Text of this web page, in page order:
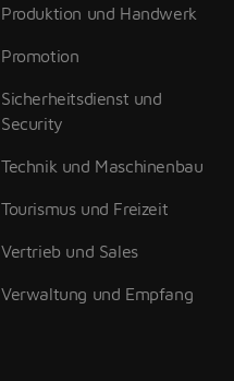
Produktion und Handwerk
Promotion
Sicherheitsdienst und
Security
Technik und Maschinenbau
Tourismus und Freizeit
Vertrieb und Sales
Verwaltung und Empfang